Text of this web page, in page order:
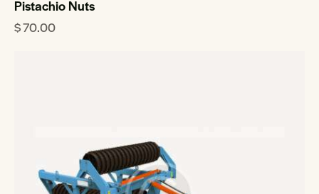
Pistachio Nuts
$70.00